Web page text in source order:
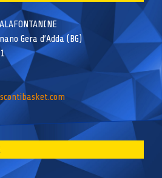
Gera d’Adda (BG)